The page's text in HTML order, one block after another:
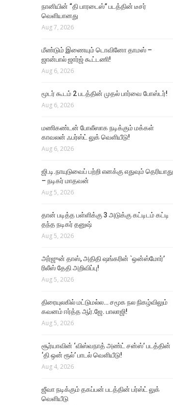
நானியின் “தி பாரடைஸ்” படத்தின் டீசர்
வெளியானது
Aug 7, 2026
மீண்டும் இணையும் டொவினோ தாமஸ் –
ஜான்பால் ஜார்ஜ் கூட்டணி!
Aug 6, 2026
மூடர் கூடம் 2 படத்தின் முதல் பார்வை போஸ்டர்!
Aug 6, 2026
மணிகண்டன் போலீஸாக நடிக்கும் மக்கள்
காவலன் ஃபர்ஸ்ட் லுக் வெளியீடு!
Aug 6, 2026
ஜி.டி.நாயுடுவைப் பற்றி எனக்கு எதுவும் தெரியாது
– நடிகர் மாதவன்
Aug 5, 2026
தான் படித்த பள்ளிக்கு 3 அடுக்கு கட்டிடம் கட்டி
தந்த நடிகர் தனுஷ்
Aug 5, 2026
அர்ஜுன் தாஸ், அதிதி ஷங்கரின் `ஒன்ஸ்மோர்’
ரிலீஸ் தேதி அறிவிப்பு!
Aug 5, 2026
திரையுலகில் மட்டுமல்ல… சமூக நல நிகழ்விலும்
கவனம் ஈர்த்த ஆர்.ஜே. பாலாஜி!
Aug 5, 2026
சூர்யாவின் ‘விஸ்வநாத் அண்ட் சன்ஸ்’ படத்தின்
‘தி ஒன் ரூல்’ பாடல் வெளியீடு!
Aug 4, 2026
ஜீவா நடிக்கும் தகப்பன் படத்தின் பர்ஸ்ட் லுக்
வெளியீடு